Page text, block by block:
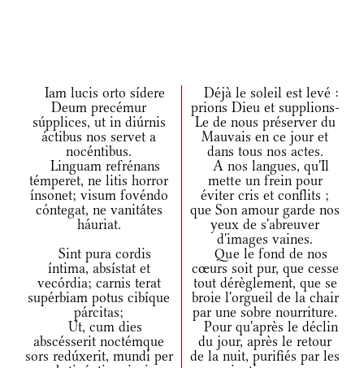
Iam lucis orto sídere
Deum precémur
súpplices, ut in diúrnis
áctibus nos servet a
nocéntibus.
Déjà le soleil est levé :
prions Dieu et supplions-
Le de nous préserver du
Mauvais en ce jour et
dans tous nos actes.
Linguam refrénans
témperet, ne litis horror
ínsonet; visum fovéndo
cóntegat, ne vanitátes
háuriat.
A nos langues, qu'Il
mette un frein pour
éviter cris et conflits ;
que Son amour garde nos
yeux de s'abreuver
d'images vaines.
Sint pura cordis
íntima, absístat et
vecórdia; carnis terat
supérbiam potus cibíque
párcitas;
Que le fond de nos
cœurs soit pur, que cesse
tout dérèglement, que se
broie l'orgueil de la chair
par une sobre nourriture.
Ut, cum dies
abscésserit noctémque
sors redúxerit, mundi per
Pour qu'après le déclin
du jour, après le retour
de la nuit, purifiés par les